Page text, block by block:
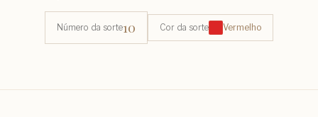
Número da sorte10 Cor da sorte Vermelho